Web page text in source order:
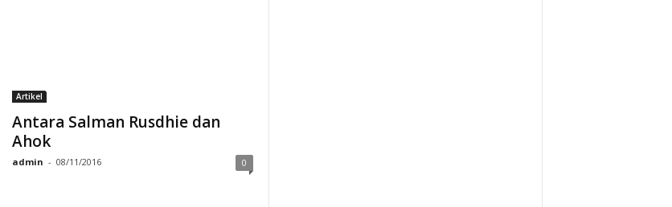
Artikel
Antara Salman Rusdhie dan
Ahok
admin - 08/11/2016 0